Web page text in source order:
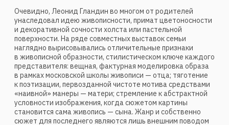
визуализировал свои внутренние образы
и представления о внешнем мире. Но уже в 1970-е годы,
в начале эпохи нонконформизма, Леонид осознал
призвание художника и медленными, но достаточно
уверенными темпами, формальными поисками и путями
двигался к той личной формуле живописи, которая
определила его стиль в XXI столетии. Будучи человеком
эрудированным в вопросах культуры, генетически
открытый мировым процессам и новациям в искусстве,
Леонид Гландин стал выстраивать свой образный ряд
от простого к сложному: от условно фигуративных
сюжетов в жанрах натюрморта и интерьера
до живописно-геометрических конструкций
с зашифрованными символами и смыслами. В качестве
основного фигуратива художник выбрал для своих
картин мир народной игрушки, подчеркнув этим не только
максимальную пластичность, податливость
и символическую емкость этих кукольных персонажей,